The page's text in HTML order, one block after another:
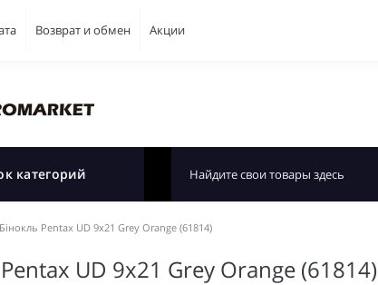
Возврат и обмен Акции
категорий
Бінокль Pentax UD 9x21 Grey Orange (61814)
UD 9x21 Grey Orange (61814)